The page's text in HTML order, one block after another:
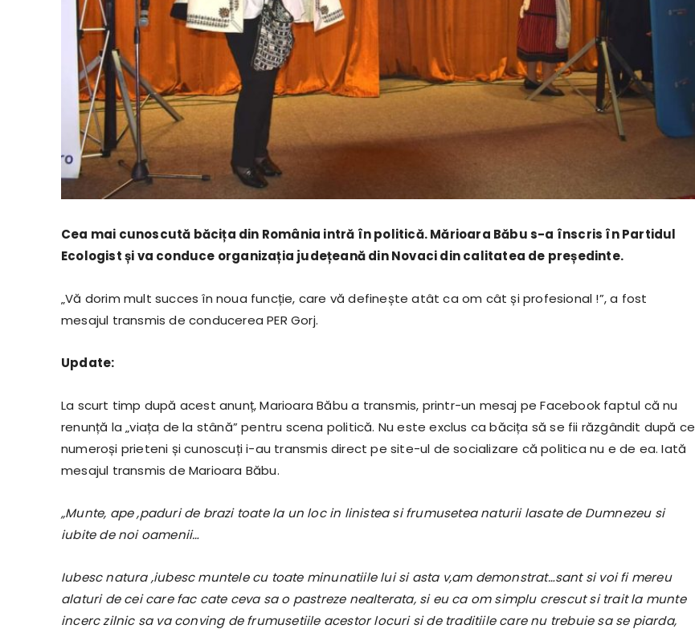
Cea mai cunoscută băcița din România intră în politică. Mărioara Băbu s-a înscris în Partidul
Ecologist și va conduce organizația județeană din Novaci din calitatea de președinte.
„Vă dorim mult succes în noua funcție, care vă definește atât ca om cât și profesional !”, a fost
mesajul transmis de conducerea PER Gorj.
Update:
La scurt timp după acest anunț, Marioara Băbu a transmis, printr-un mesaj pe Facebook faptul că nu
renunță la „viața de la stână” pentru scena politică. Nu este exclus ca băcița să se fii răzgândit după ce
numeroși prieteni și cunoscuți i-au transmis direct pe site-ul de socializare că politica nu e de ea. Iată
mesajul transmis de Marioara Băbu.
„Munte, ape ,paduri de brazi toate la un loc in linistea si frumusetea naturii lasate de Dumnezeu si
iubite de noi oamenii…
Iubesc natura ,iubesc muntele cu toate minunatiile lui si asta v,am demonstrat…sant si voi fi mereu
alaturi de cei care fac cate ceva sa o pastreze nealterata, si eu ca om simplu crescut si trait la munte
incerc zilnic sa va conving de frumusetiile acestor locuri si de traditiile care nu trebuie sa se piarda,